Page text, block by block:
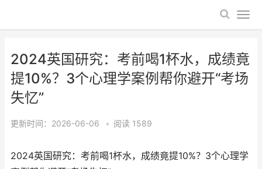
2024英国研究：考前喝1杯水，成绩竟
提10%？3个心理学案例帮你避开“考场
失忆”
更新时间：2026-06-06 • 阅读 1589
2024英国研究：考前喝1杯水，成绩竟提10%？3个心理学